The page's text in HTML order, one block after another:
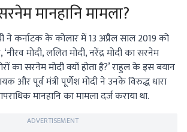
मानहानि मामला?
ने कर्नाटक के कोलार में 13 अप्रैल साल 2019 को
मोदी, ललित मोदी, नरेंद्र मोदी का सरनेम
का सरनेम मोदी क्यों होता है?’ राहुल के इस बयान
और पूर्व मंत्री पूर्णेश मोदी ने उनके विरुद्ध धारा
मानहानि का मामला दर्ज कराया था.
ADVERTISEMENT